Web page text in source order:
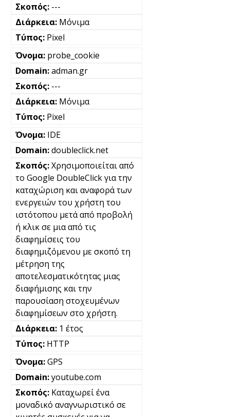
---
Μόνιμα
Pixel
probe_cookie
adman.gr
---
Μόνιμα
Pixel
IDE
doubleclick.net
Χρησιμοποιείται από
το Google DoubleClick για την
καταχώριση και αναφορά των
ενεργειών του χρήστη του
ιστότοπου μετά από προβολή
ή κλικ σε μια από τις
διαφημίσεις του
διαφημιζόμενου με σκοπό τη
μέτρηση της
αποτελεσματικότητας μιας
διαφήμισης και την
παρουσίαση στοχευμένων
διαφημίσεων στο χρήστη.
1 έτος
HTTP
GPS
youtube.com
Καταχωρεί ένα
μοναδικό αναγνωριστικό σε